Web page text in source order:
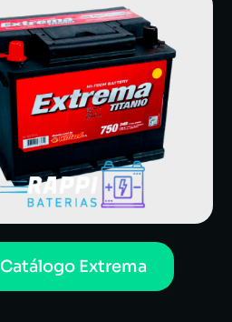
Catálogo Extrema